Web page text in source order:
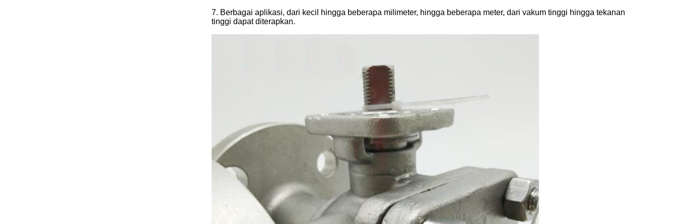
7. Berbagai aplikasi, dari kecil hingga beberapa milimeter, hingga beberapa meter, dari vakum tinggi hingga tekanan
tinggi dapat diterapkan.